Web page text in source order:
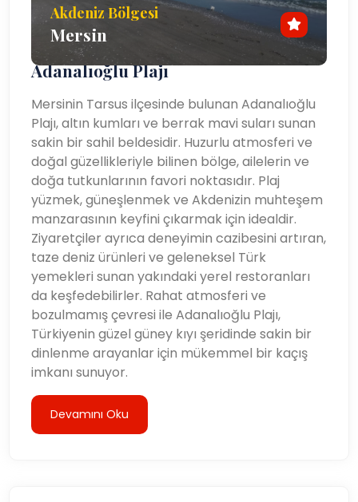
Akdeniz Bölgesi
Mersin
Adanalıoğlu Plajı
Mersinin Tarsus ilçesinde bulunan Adanalıoğlu
Plajı, altın kumları ve berrak mavi suları sunan
sakin bir sahil beldesidir. Huzurlu atmosferi ve
doğal güzellikleriyle bilinen bölge, ailelerin ve
doğa tutkunlarının favori noktasıdır. Plaj
yüzmek, güneşlenmek ve Akdenizin muhteşem
manzarasının keyfini çıkarmak için idealdir.
Ziyaretçiler ayrıca deneyimin cazibesini artıran,
taze deniz ürünleri ve geleneksel Türk
yemekleri sunan yakındaki yerel restoranları
da keşfedebilirler. Rahat atmosferi ve
bozulmamış çevresi ile Adanalıoğlu Plajı,
Türkiyenin güzel güney kıyı şeridinde sakin bir
dinlenme arayanlar için mükemmel bir kaçış
imkanı sunuyor.
Devamını Oku